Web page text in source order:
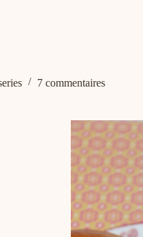
7 commentaires